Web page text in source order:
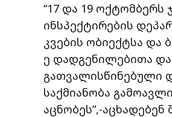
“17 და 19 ოქტომბერს
ინსპექტირების
კვების ობიექტსა და
ე დადგენილებითა და
გათვალისწინებული
საქმიანობა
აცნობეს”,-აცხადებენ